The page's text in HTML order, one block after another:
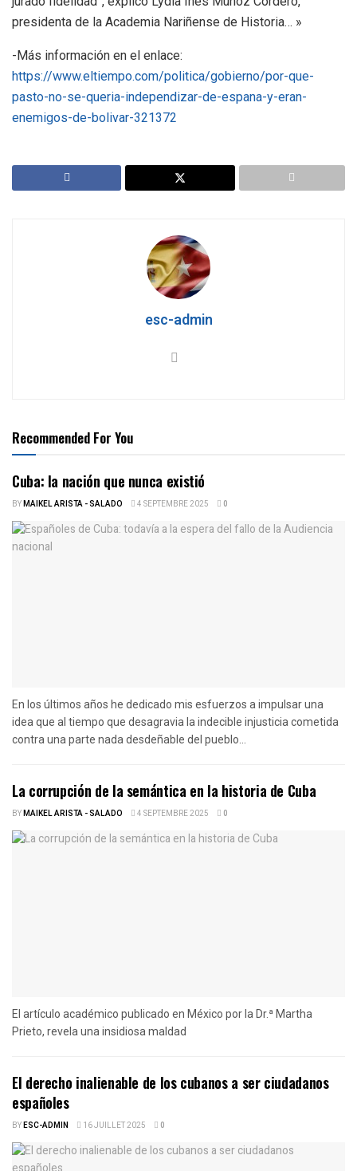
presidenta de la Academia Nariñense de Historia… »
-Más información en el enlace:
https://www.eltiempo.com/politica/gobierno/por-que-
pasto-no-se-queria-independizar-de-espana-y-eran-
enemigos-de-bolivar-321372
esc-admin
Recommended For You
Cuba: la nación que nunca existió
BYMAIKEL ARISTA - SALADO 4 SEPTEMBRE 2025 0
En los últimos años he dedicado mis esfuerzos a impulsar una
idea que al tiempo que desagravia la indecible injusticia cometida
contra una parte nada desdeñable del pueblo...
La corrupción de la semántica en la historia de Cuba
BYMAIKEL ARISTA - SALADO 4 SEPTEMBRE 2025 0
El artículo académico publicado en México por la Dr.ª Martha
Prieto, revela una insidiosa maldad
El derecho inalienable de los cubanos a ser ciudadanos
españoles
BYESC-ADMIN 16 JUILLET 2025 0